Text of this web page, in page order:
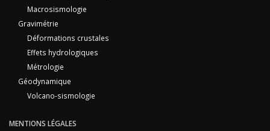
Macrosismologie
Gravimétrie
Déformations crustales
Effets hydrologiques
Métrologie
Géodynamique
Volcano-sismologie
MENTIONS LÉGALES